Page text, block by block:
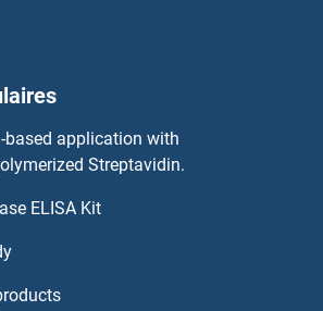
based application with
Streptavidin.
ELISA Kit